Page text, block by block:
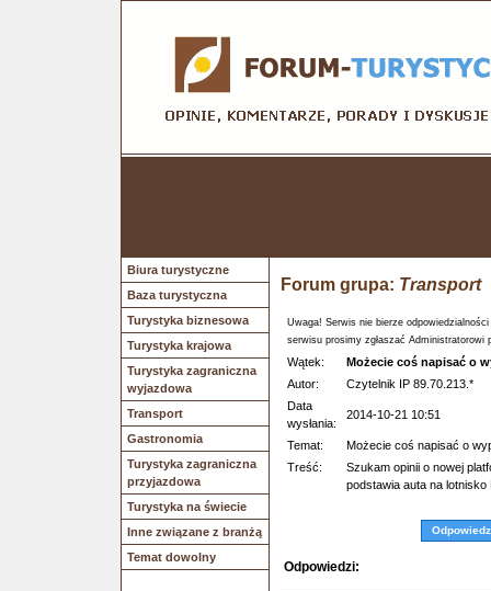
Biura turystyczne
Baza turystyczna
Turystyka biznesowa
Turystyka krajowa
Turystyka zagraniczna
wyjazdowa
Transport
Gastronomia
Turystyka zagraniczna
przyjazdowa
Turystyka na świecie
Inne związane z branżą
Temat dowolny
Forum grupa: Transport
Uwaga! Serwis nie bierze
serwisu prosimy zgłaszać Administratorowi
Wątek:
Możecie coś napisać o
Autor:
Czytelnik IP 89.70.213.*
Data
wysłania:
2014-10-21 10:51
Temat:
Możecie coś napisać o
Treść:
Szukam opinii o nowej
podstawia auta na lotnisko
Odpowiedz
Odpowiedzi: